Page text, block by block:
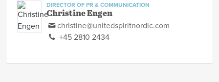
DIRECTOR OF PR & COMMUNICATION
Christine Engen
christine@unitedspiritnordic.com
+45 2810 2434